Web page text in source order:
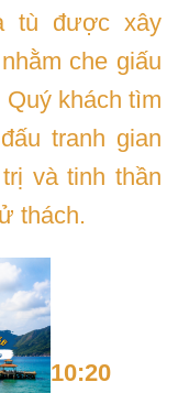
tù được xây
che giấu
khách tìm
tranh gian
và tinh thần
thách.
10:20